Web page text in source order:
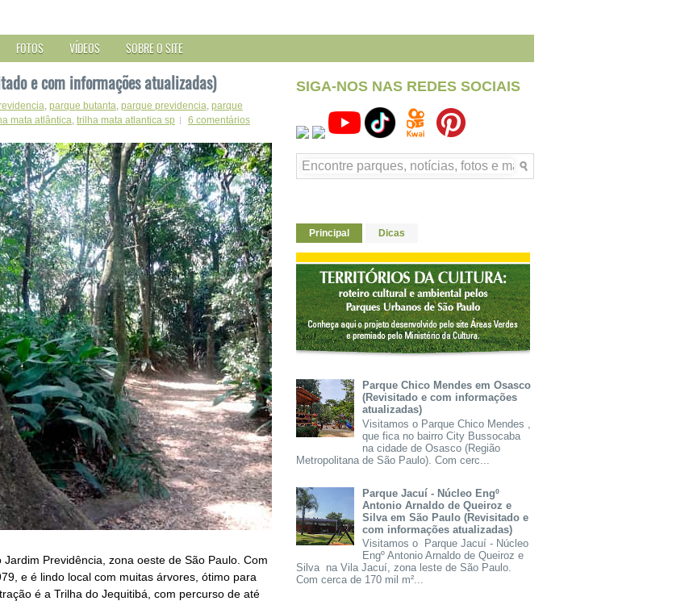
FOTOS VÍDEOS SOBRE O SITE
e com informações atualizadas)
, parque butanta, parque previdencia, parque
mata atlântica, trilha mata atlantica sp 6 comentários
Jardim Previdência , zona oeste de São Paulo. Com
e é lindo local com muitas árvores, ótimo para
é a Trilha do Jequitibá, com percurso de até
SIGA-NOS NAS REDES SOCIAIS
Principal Dicas
Parque Chico Mendes em Osasco
(Revisitado e com informações
atualizadas)
Visitamos o Parque Chico Mendes ,
que fica no bairro City Bussocaba
na cidade de Osasco (Região
Metropolitana de São Paulo). Com cerc...
Parque Jacuí - Núcleo Engº
Antonio Arnaldo de Queiroz e
Silva em São Paulo (Revisitado e
com informações atualizadas)
Visitamos o Parque Jacuí - Núcleo
Engº Antonio Arnaldo de Queiroz e
Silva na Vila Jacuí, zona leste de São Paulo.
Com cerca de 170 mil m²...